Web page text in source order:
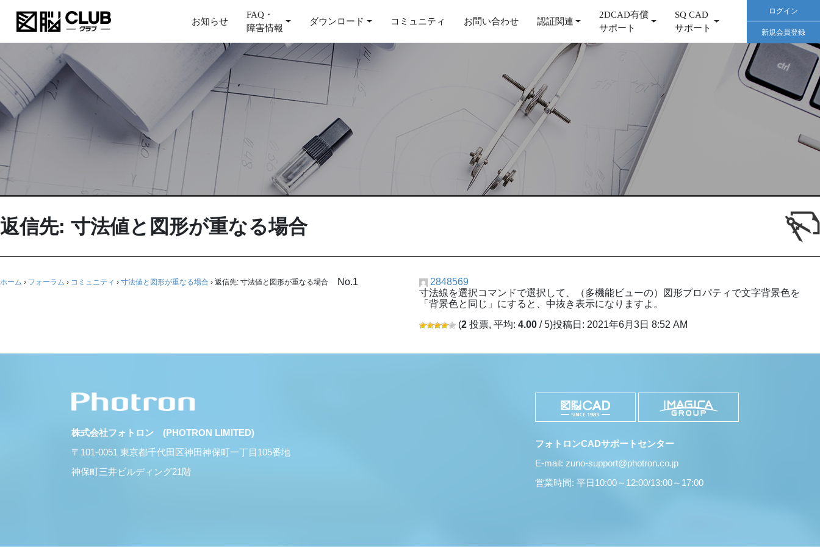
お知らせ
FAQ・
障害情報
ダウンロード コミュニティ お問い合わせ 認証関連
2DCAD有償
サポート
SQ CAD
サポート
ログイン
新規会員登録
返信先: 寸法値と図形が重なる場合
ホーム › フォーラム › コミュニティ › 寸法値と図形が重なる場合 › 返信先: 寸法値と図形が重なる場合 No.1
2848569
寸法線を選択コマンドで選択して、（多機能ビューの）図形プロパティで文字背景色を
「背景色と同じ」にすると、中抜き表示になりますよ。
(2 投票, 平均:4.00 / 5)投稿日: 2021年6月3日 8:52 AM
株式会社フォトロン (PHOTRON LIMITED)
〒101-0051 東京都千代田区神田神保町一丁目105番地
神保町三井ビルディング21階
フォトロンCADサポートセンター
E-mail: zuno-support@photron.co.jp
営業時間: 平日10:00～12:00/13:00～17:00